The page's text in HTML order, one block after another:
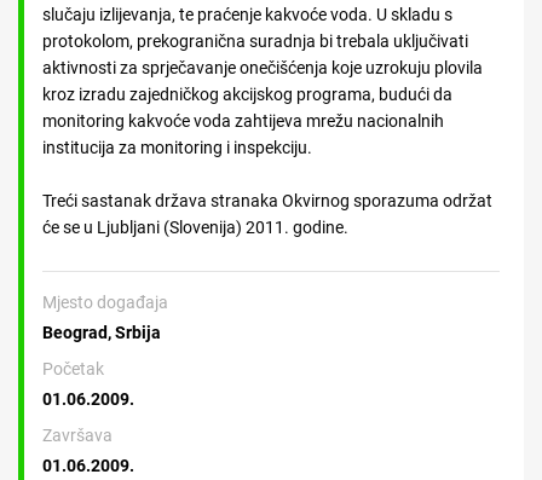
slučaju izlijevanja, te praćenje kakvoće voda. U skladu s
protokolom, prekogranična suradnja bi trebala uključivati
aktivnosti za sprječavanje onečišćenja koje uzrokuju plovila
kroz izradu zajedničkog akcijskog programa, budući da
monitoring kakvoće voda zahtijeva mrežu nacionalnih
institucija za monitoring i inspekciju.
Treći sastanak država stranaka Okvirnog sporazuma održat
će se u Ljubljani (Slovenija) 2011. godine.
Mjesto događaja
Beograd, Srbija
Početak
01.06.2009.
Završava
01.06.2009.